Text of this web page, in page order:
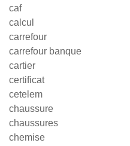
caf
calcul
carrefour
carrefour banque
cartier
certificat
cetelem
chaussure
chaussures
chemise